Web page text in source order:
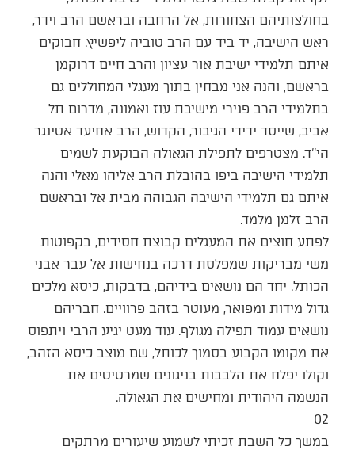
בחולצותיהם הצחורות, אל הרחבה ובראשם הרב וידר,
ראש הישיבה, יד ביד עם הרב טוביה ליפשיץ. חבוקים
איתם תלמידי ישיבת אור עציון והרב חיים דרוקמן
בראשם, והנה אני מבחין בתוך מעגלי המחוללים גם
בתלמידי הרב פנירי מישיבת עוז ואמונה, מדרום תל
אביב, שייסד ידידי הגיבור, הקדוש, הרב אחיעד אטינגר
הי’’ד. מצטרפים לתפילת הגאולה הבוקעת לשמים
תלמידי הישיבה ביפו בהובלת הרב אליהו מאלי והנה
איתם גם תלמידי הישיבה הגבוהה מבית אל ובראשם
הרב זלמן מלמד.
לפתע חוצים את המעגלים קבוצת חסידים, בקפוטות
משי מבריקות שמפלסת דרכה בנחישות אל עבר אבני
הכותל. יחד הם נושאים בידיהם, בדבקות, כיסא מלכים
גדול מידות ומפואר, מעוטר בזהב פרוויים. חבריהם
נושאים עמוד תפילה מגולף. עוד מעט יגיע הרבי ויתפוס
את מקומו הקבוע בסמוך לכותל, שם מוצב כיסא הזהב,
וקולו יפלח את הלבבות בניגונים שמרטיטים את
הנשמה היהודית ומחישים את הגאולה.
02
במשך כל השבת זכיתי לשמוע שיעורים מרתקים